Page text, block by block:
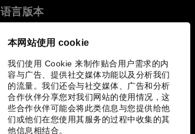
本网站使用 cookie
我们使用 Cookie 来制作贴合用户需求的内
容与广告、提供社交媒体功能以及分析我们
的流量。我们还会与社交媒体、广告和分析
合作伙伴分享您对我们网站的使用情况，这
些合作伙伴可能会将此类信息与您提供给他
们或他们在您使用其服务的过程中收集的其
他信息相结合。
语言版本